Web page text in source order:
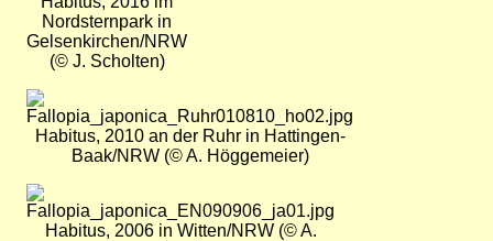
Nordsternpark in
Gelsenkirchen/NRW
(© J. Scholten)
Bild
Habitus, 2010 an der Ruhr in Hattingen-
Baak/NRW (© A. Höggemeier)
Bild
Habitus, 2006 in Witten/NRW (© A.